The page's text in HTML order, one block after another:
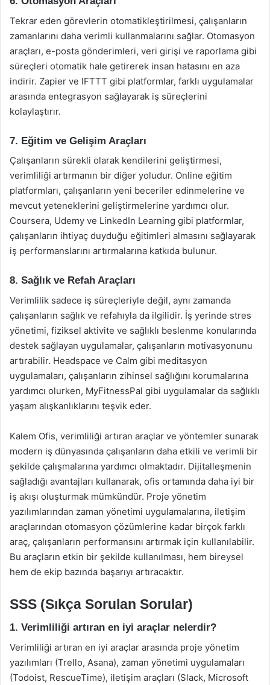
Tekrar eden görevlerin otomatikleştirilmesi, çalışanların
zamanlarını daha verimli kullanmalarını sağlar. Otomasyon
araçları, e-posta gönderimleri, veri girişi ve raporlama gibi
süreçleri otomatik hale getirerek insan hatasını en aza
indirir. Zapier ve IFTTT gibi platformlar, farklı uygulamalar
arasında entegrasyon sağlayarak iş süreçlerini
kolaylaştırır.
7. Eğitim ve Gelişim Araçları
Çalışanların sürekli olarak kendilerini geliştirmesi,
verimliliği artırmanın bir diğer yoludur. Online eğitim
platformları, çalışanların yeni beceriler edinmelerine ve
mevcut yeteneklerini geliştirmelerine yardımcı olur.
Coursera, Udemy ve LinkedIn Learning gibi platformlar,
çalışanların ihtiyaç duyduğu eğitimleri almasını sağlayarak
iş performanslarını artırmalarına katkıda bulunur.
8. Sağlık ve Refah Araçları
Verimlilik sadece iş süreçleriyle değil, aynı zamanda
çalışanların sağlık ve refahıyla da ilgilidir. İş yerinde stres
yönetimi, fiziksel aktivite ve sağlıklı beslenme konularında
destek sağlayan uygulamalar, çalışanların motivasyonunu
artırabilir. Headspace ve Calm gibi meditasyon
uygulamaları, çalışanların zihinsel sağlığını korumalarına
yardımcı olurken, MyFitnessPal gibi uygulamalar da sağlıklı
yaşam alışkanlıklarını teşvik eder.
Kalem Ofis, verimliliği artıran araçlar ve yöntemler sunarak
modern iş dünyasında çalışanların daha etkili ve verimli bir
şekilde çalışmalarına yardımcı olmaktadır. Dijitalleşmenin
sağladığı avantajları kullanarak, ofis ortamında daha iyi bir
iş akışı oluşturmak mümkündür. Proje yönetim
yazılımlarından zaman yönetimi uygulamalarına, iletişim
araçlarından otomasyon çözümlerine kadar birçok farklı
araç, çalışanların performansını artırmak için kullanılabilir.
Bu araçların etkin bir şekilde kullanılması, hem bireysel
hem de ekip bazında başarıyı artıracaktır.
SSS (Sıkça Sorulan Sorular)
1. Verimliliği artıran en iyi araçlar nelerdir?
Verimliliği artıran en iyi araçlar arasında proje yönetim
yazılımları (Trello, Asana), zaman yönetimi uygulamaları
(Todoist, RescueTime), iletişim araçları (Slack, Microsoft